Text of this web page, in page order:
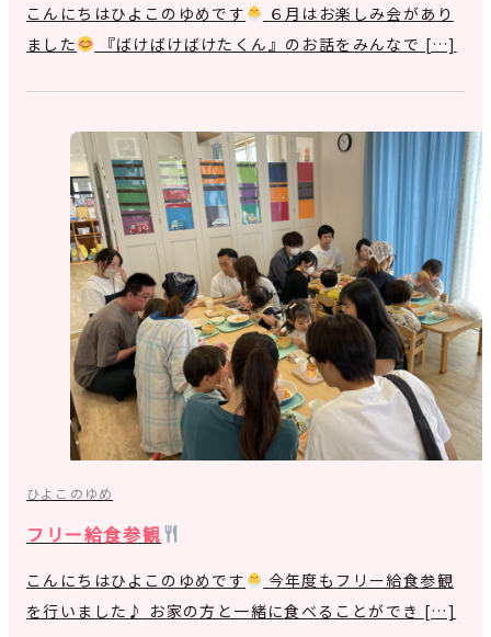
こんにちはひよこのゆめです
６月はお楽しみ会があり
ました
『ばけばけばけたくん』のお話をみんなで […]
ひよこのゆめ
フリー給食参観
こんにちはひよこのゆめです
今年度もフリー給食参観
を行いました♪ お家の方と一緒に食べることができ […]